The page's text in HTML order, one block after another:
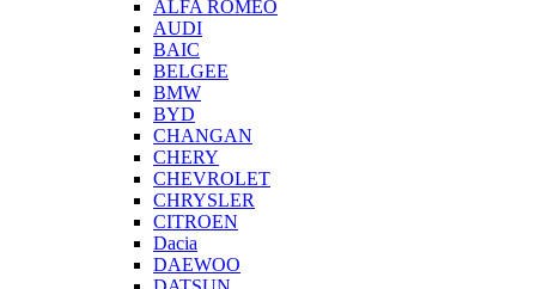
ALFA ROMEO
AUDI
BAIC
BELGEE
BMW
BYD
CHANGAN
CHERY
CHEVROLET
CHRYSLER
CITROEN
Dacia
DAEWOO